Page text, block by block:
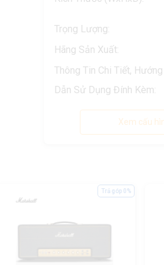
Trọng Lượng:
Hãng Sản Xuất:
Thông Tin Chi Tiết, Hướng
Dẫn Sử Dụng Đính Kèm:
Xem cấu
Trả góp 0%